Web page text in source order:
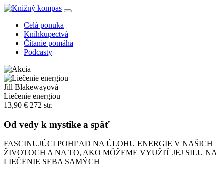
Celá ponuka
Kníhkupectvá
Čítanie pomáha
Podcasty
Jill Blakewayová
Liečenie energiou
13,90 € 272 str.
Od vedy k mystike a späť
FASCINUJÚCI POHĽAD NA ÚLOHU ENERGIE V NAŠICH
ŽIVOTOCH A NA TO, AKO MÔŽEME VYUŽIŤ JEJ SILU NA
LIEČENIE SEBA SAMÝCH